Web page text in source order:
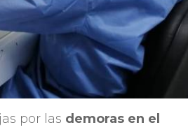
por las demoras en el